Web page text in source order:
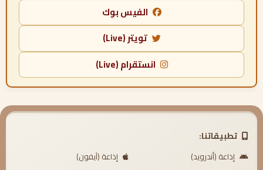
الفيس بوك
تويتر (Live)
انستقرام (Live)
تطبيقاتنا:
إذاعة (أندرويد)
إذاعة (آيفون)